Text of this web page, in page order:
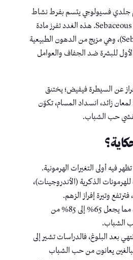
جلدي فسيولوجي يتسم بفرط نشاط
الغدد الدهنية Sebaceous Glands. هذه الغدد تفرز مادة
تُعرف باسم الزهم (Sebum)، وهي مزيج من الدهون الطبيعية
للبشرة ضد الجفاف والعوامل
عن السيطرة فيفيض؛ يختنق
زائد، انسداد المسام، تكوّن
حب الشباب.
فيه أولى التغيرات الهرمونية.
الذكرية (الأندروجينات)،
وتيرة إفراز الزهم.
في المراهقة، تبلغ ذروتها، مما يجعل 65% إلى 85% من
الشباب.
بعد البلوغ، فالدراسات تشير إلى
50% من البالغين يعانون من حب الشباب